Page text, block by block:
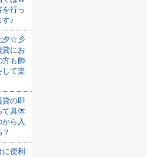
を行っ
す♪
夕☆彡
貸にお
方も飾
して楽
貸の即
て具体
から入
に便利